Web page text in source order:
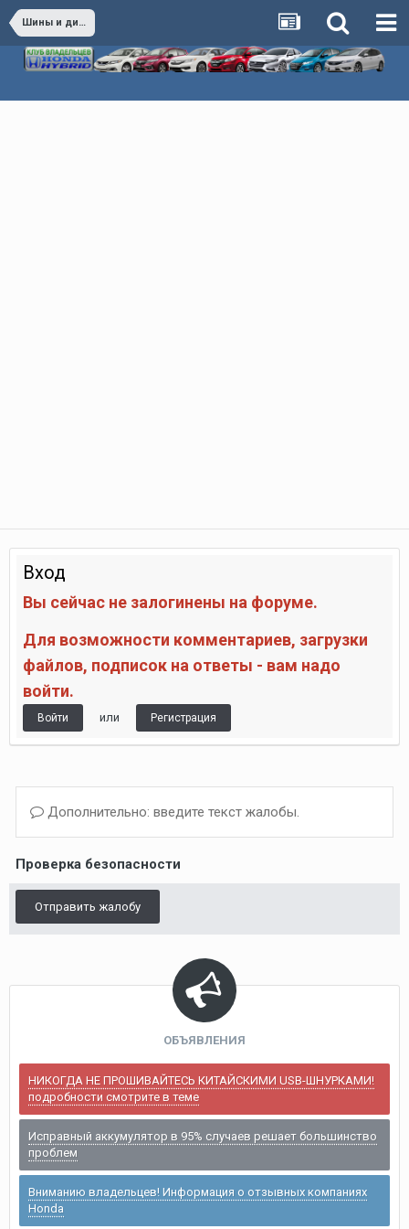
Шины и диски
Вход
Вы сейчас не залогинены на форуме.
Для возможности комментариев, загрузки
файлов, подписок на ответы - вам надо
войти.
Войти или Регистрация
Дополнительно: введите текст жалобы.
Проверка безопасности
Отправить жалобу
ОБЪЯВЛЕНИЯ
НИКОГДА НЕ ПРОШИВАЙТЕСЬ КИТАЙСКИМИ USB-ШНУРКАМИ!
подробности смотрите в теме
Исправный аккумулятор в 95% случаев решает большинство
проблем
Вниманию владельцев! Информация о отзывных компаниях
Honda